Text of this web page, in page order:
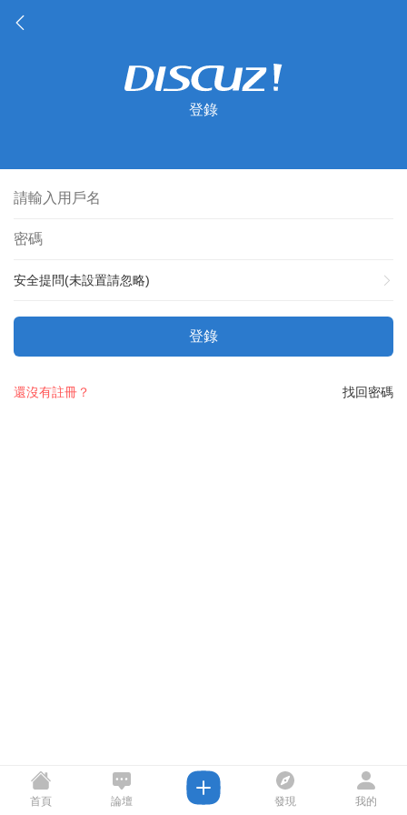
登錄
安全提問(未設置請忽略)
登錄
找回密碼
還沒有註冊？
首頁 論壇 發現 我的